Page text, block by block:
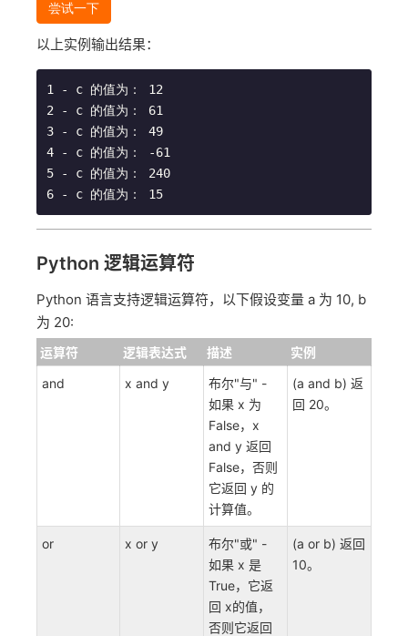
尝试一下
以上实例输出结果：
1 - c 的值为： 12
2 - c 的值为： 61
3 - c 的值为： 49
4 - c 的值为： -61
5 - c 的值为： 240
Python 逻辑运算符
Python 语言支持逻辑运算符，以下假设变量 a 为 10, b
为 20:
运算符 逻辑表达式 描述
实例
and
x and y
布尔"与" -
如果 x 为
False，x
and y 返回
False，否则
它返回 y 的
计算值。
(a and b) 返
回 20。
or x or y
布尔"或" -
如果 x 是
True，它返
回 x的值，
否则它返回
(a or b) 返回
10。